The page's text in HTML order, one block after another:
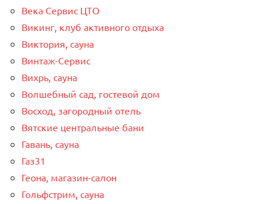
Века Сервис ЦТО
Викинг, клуб активного отдыха
Виктория, сауна
Винтаж-Сервис
Вихрь, сауна
Волшебный сад, гостевой дом
Восход, загородный отель
Вятские центральные бани
Гавань, сауна
Газ31
Геона, магазин-салон
Гольфстрим, сауна